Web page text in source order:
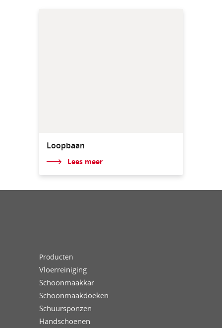
Loopbaan
Lees meer
Producten
Vloerreiniging
Schoonmaakkar
Schoonmaakdoeken
Schuursponzen
Handschoenen